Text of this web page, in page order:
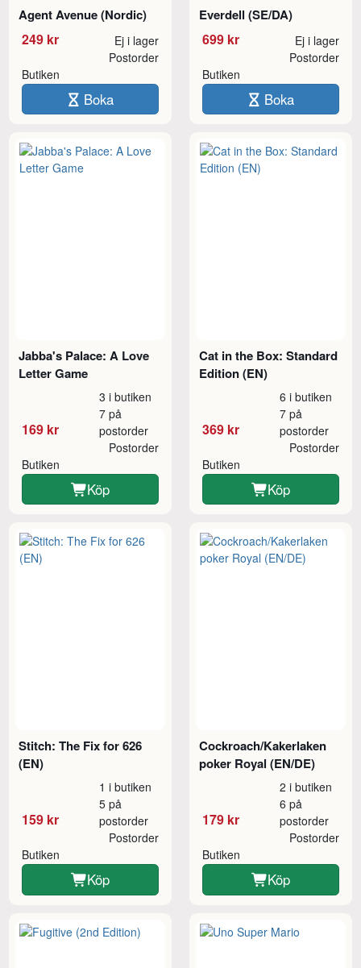
Agent Avenue (Nordic)
249 kr Ej i lager
Butiken
Postorder
Boka
Everdell (SE/DA)
699 kr Ej i lager
Butiken
Postorder
Boka
Jabba's Palace: A Love
Letter Game
169 kr
3 i butiken
7 på
postorder
Butiken
Postorder
Köp
Cat in the Box: Standard
Edition (EN)
369 kr
6 i butiken
7 på
postorder
Butiken
Postorder
Köp
Stitch: The Fix for 626
(EN)
159 kr
1 i butiken
5 på
postorder
Butiken
Postorder
Köp
Cockroach/Kakerlaken
poker Royal (EN/DE)
179 kr
2 i butiken
6 på
postorder
Butiken
Postorder
Köp